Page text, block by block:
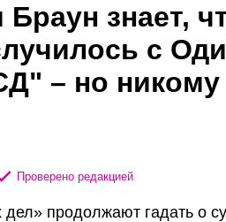
знает,
с
– но никому
Проверено редакцией
продолжают гадать о